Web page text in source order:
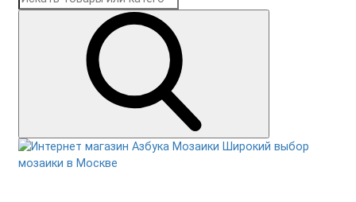
Широкий выбор
мозаики в Москве